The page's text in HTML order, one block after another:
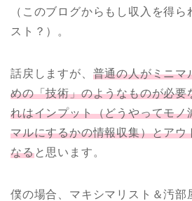
（このブログからもし収入を得ら
スト？）。
話戻しますが、 普通の人がミニマ
めの「技術」のようなものが必要
れはインプット（どうやってモノ
マルにするかの情報収集）とアウ
なると思います。
僕の場合、マキシマリスト＆汚部